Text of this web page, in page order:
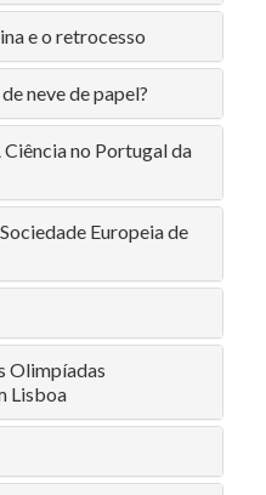
e o retrocesso
neve de papel?
no Portugal da
Europeia de
Olimpíadas
Lisboa